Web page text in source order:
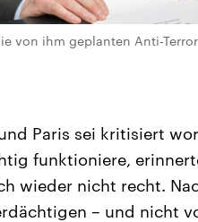
von ihm geplanten Anti-
Paris sei kritisiert
funktioniere,
wieder nicht recht.
– und nicht